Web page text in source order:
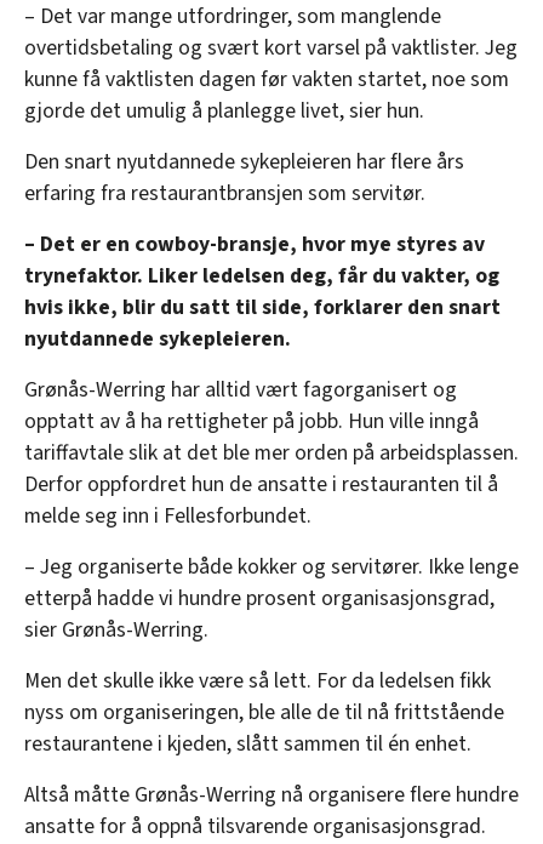
– Det var mange utfordringer, som manglende
overtidsbetaling og svært kort varsel på vaktlister. Jeg
kunne få vaktlisten dagen før vakten startet, noe som
gjorde det umulig å planlegge livet, sier hun.
Den snart nyutdannede sykepleieren har flere års
erfaring fra restaurantbransjen som servitør.
– Det er en cowboy-bransje, hvor mye styres av
trynefaktor. Liker ledelsen deg, får du vakter, og
hvis ikke, blir du satt til side, forklarer den snart
nyutdannede sykepleieren.
Grønås-Werring har alltid vært fagorganisert og
opptatt av å ha rettigheter på jobb. Hun ville inngå
tariffavtale slik at det ble mer orden på arbeidsplassen.
Derfor oppfordret hun de ansatte i restauranten til å
melde seg inn i Fellesforbundet.
– Jeg organiserte både kokker og servitører. Ikke lenge
etterpå hadde vi hundre prosent organisasjonsgrad,
sier Grønås-Werring.
Men det skulle ikke være så lett. For da ledelsen fikk
nyss om organiseringen, ble alle de til nå frittstående
restaurantene i kjeden, slått sammen til én enhet.
Altså måtte Grønås-Werring nå organisere flere hundre
ansatte for å oppnå tilsvarende organisasjonsgrad.